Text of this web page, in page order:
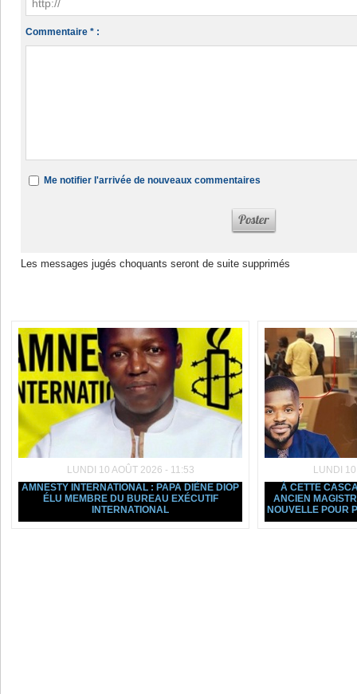
Commentaire * :
Me notifier l'arrivée de nouveaux commentaires
Les messages jugés choquants seront de suite supprimés
LUNDI 10 AOÛT 2026 - 11:53
AMNESTY INTERNATIONAL : PAPA DIÈNE DIOP
ÉLU MEMBRE DU BUREAU EXÉCUTIF
INTERNATIONAL
LUNDI
À CETTE
ANCIEN
NOUVELLE POUR